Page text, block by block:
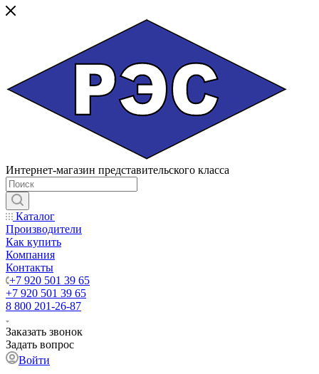
Интернет-магазин представительского класса
Каталог
Производители
Как купить
Компания
Контакты
+7 920 501 39 65
+7 920 501 39 65
8 800 201-26-87
Заказать звонок
Задать вопрос
Войти